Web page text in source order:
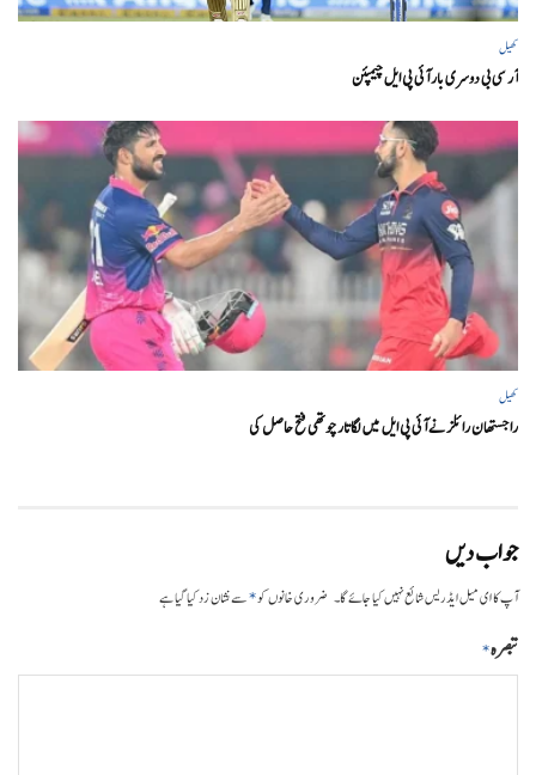
کھیل
آر سی بی دوسری بار آئی پی ایل چیمپئن
کھیل
راجستھان رائلز نے آئی پی ایل میں لگاتار چوتھی فتح حاصل کی
جواب دیں
آپ کا ای میل ایڈریس شائع نہیں کیا جائے گا۔ ضروری خانوں کو*سے نشان زد کیا گیا ہے
تبصرہ*